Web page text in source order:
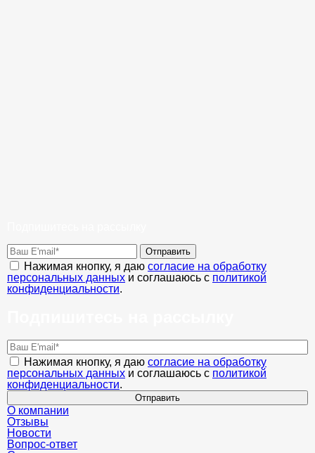
Отправить
Нажимая кнопку, я даю согласие на обработку
персональных данных и соглашаюсь с политикой
конфиденциальности.
Нажимая кнопку, я даю согласие на обработку
персональных данных и соглашаюсь с политикой
конфиденциальности.
Отправить
О компании
Отзывы
Новости
Вопрос-ответ